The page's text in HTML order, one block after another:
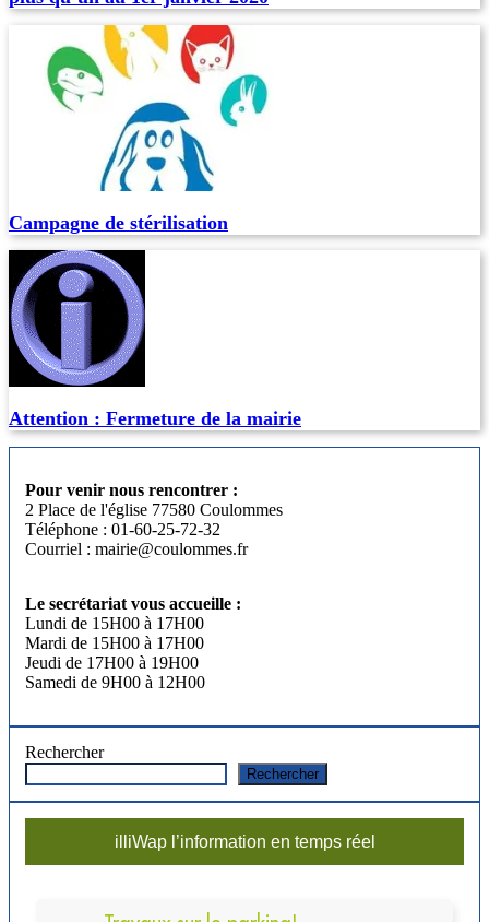
Campagne de stérilisation
Attention : Fermeture de la mairie
Pour venir nous rencontrer :
2 Place de l'église 77580 Coulommes
Téléphone : 01-60-25-72-32
Courriel : mairie@coulommes.fr
Le secrétariat vous accueille :
Lundi de 15H00 à 17H00
Mardi de 15H00 à 17H00
Jeudi de 17H00 à 19H00
Samedi de 9H00 à 12H00
Rechercher
Rechercher
illiWap l’information en temps réel